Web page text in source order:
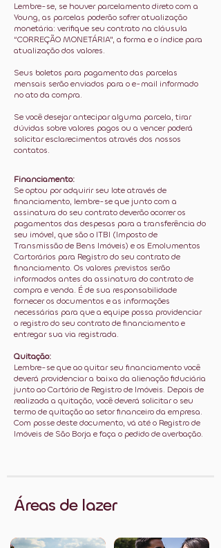
Lembre-se, se houver parcelamento direto com a
Young, as parcelas poderão sofrer atualização
monetária: verifique seu contrato na cláusula
“CORREÇÃO MONETÁRIA", a forma e o índice para
atualização dos valores.
Seus boletos para pagamento das parcelas
mensais serão enviados para o e-mail informado
no ato da compra.
Se você desejar antecipar alguma parcela, tirar
dúvidas sobre valores pagos ou a vencer poderá
solicitar esclarecimentos através dos nossos
contatos.
Financiamento:
Se optou por adquirir seu lote através de
financiamento, lembre-se que junto com a
assinatura do seu contrato deverão ocorrer os
pagamentos das despesas para a transferência do
seu imóvel, que são o ITBI (Imposto de
Transmissão de Bens Imóveis) e os Emolumentos
Cartorários para Registro do seu contrato de
financiamento. Os valores previstos serão
informados antes da assinatura do contrato de
compra e venda. É de sua responsabilidade
fornecer os documentos e as informações
necessárias para que a equipe possa providenciar
o registro do seu contrato de financiamento e
entregar sua via registrada.
Quitação:
Lembre-se que ao quitar seu financiamento você
deverá providenciar a baixa da alienação fiduciária
junto ao Cartório de Registro de Imóveis. Depois de
realizada a quitação, você deverá solicitar o seu
termo de quitação ao setor financeiro da empresa.
Com posse deste documento, vá até o Registro de
Imóveis de São Borja e faça o pedido de averbação.
Áreas de lazer